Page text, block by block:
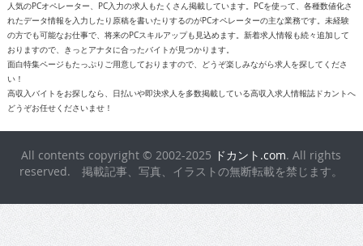
人気のPCオペレーター、PC入力の求人もたくさん掲載しています。PCを使って、各種数値化さ
れたデータ情報を入力したり原稿を書いたりするのがPCオペレーターの主な業務です。未経験
の方でも可能なお仕事で、将来のPCスキルアップも見込めます。新着求人情報も続々追加して
おりますので、きっとアナタに合ったバイトが見つかります。
面白特集ページもたっぷりご用意しておりますので、どうぞ楽しみながら求人を探してくださ
い！
高収入バイトをお探しなら、日払いや即決求人を多数掲載している高収入求人情報誌ドカントへ
どうぞお任せくださいませ！
All contents copyright © 2002-2025 ドカント.com. All rights
reserved. 掲載記事、写真、イラストの無断転載を禁じます。